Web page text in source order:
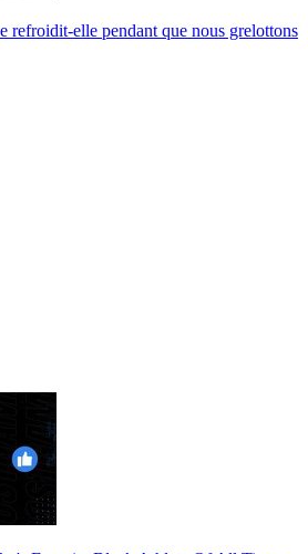
refroidit-elle pendant que nous grelottons